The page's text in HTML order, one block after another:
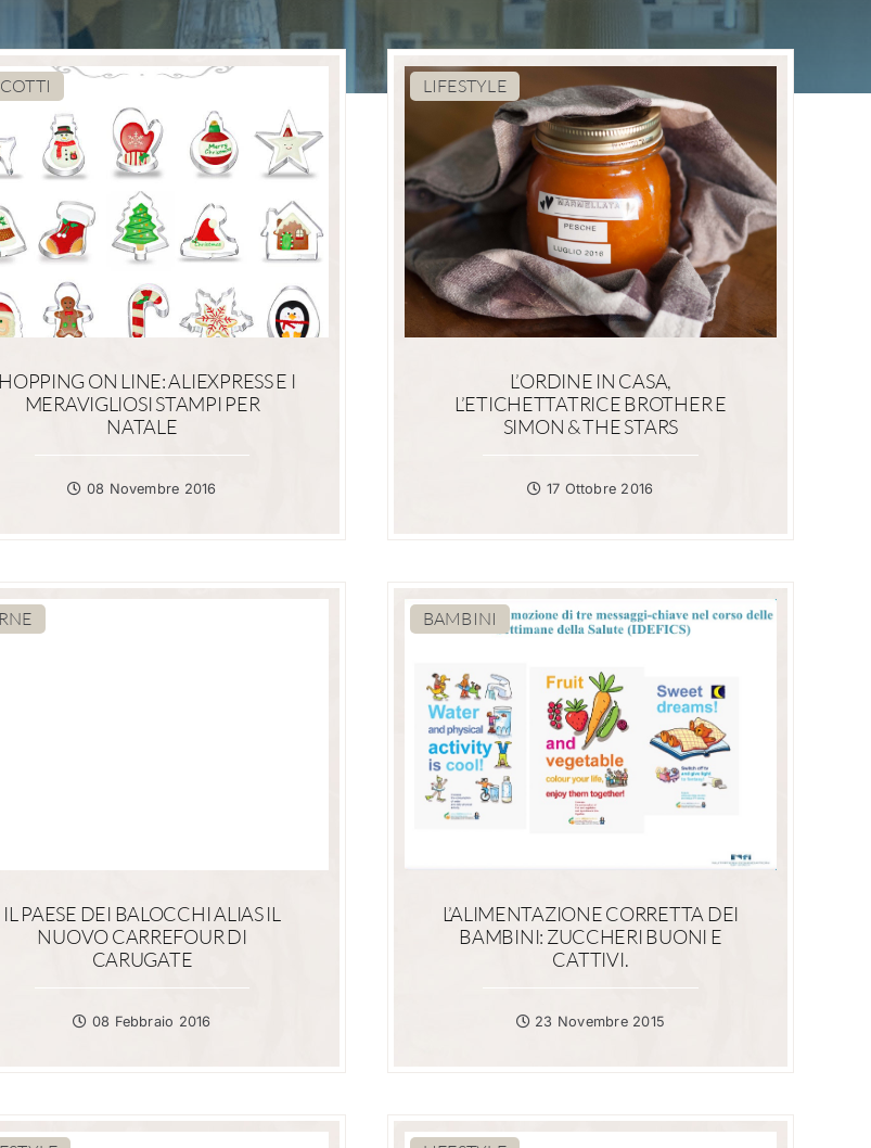
ON LINE: ALIEXPRESS E I
MERAVIGLIOSI STAMPI PER
NATALE
08 Novembre 2016
LIFESTYLE
L’ORDINE IN CASA,
L’ETICHETTATRICE BROTHER E
SIMON & THE STARS
17 Ottobre 2016
IL PAESE DEI BALOCCHI ALIAS IL
NUOVO CARREFOUR DI
CARUGATE
08 Febbraio 2016
BAMBINI
L’ALIMENTAZIONE CORRETTA DEI
BAMBINI: ZUCCHERI BUONI E
CATTIVI.
23 Novembre 2015